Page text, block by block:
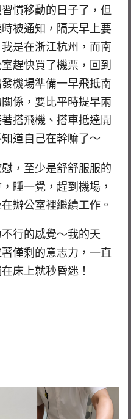
慣移動的日子了，但
被通知，隔天早上要
是在浙江杭州，而南
趕快買了機票，回到
機場準備一早飛抵南
係，要比平時提早兩
搭飛機、搭車抵達開
道自己在幹嘛了～
，至少是舒舒服服的
睡一覺，趕到機場，
辦公室裡繼續工作。
行的感覺～我的天
僅剩的意志力，一直
床上就秒昏迷！